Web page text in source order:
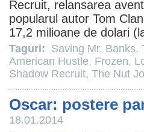
Recruit, relansarea
popularul autor Tom
17,2 milioane de dolari
Taguri: Saving Mr. Banks,
American Hustle, Frozen,
Shadow Recruit, The Nut
Oscar: postere
18.01.2014